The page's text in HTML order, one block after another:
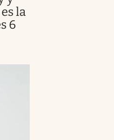
la
6